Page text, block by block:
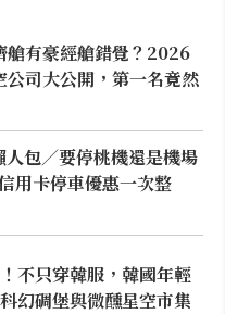
艙有豪經艙錯覺？2026
司大公開，第一名竟然
包／要停桃機還是機場
用卡停車優惠一次整
不只穿韓服，韓國年輕
幻碉堡與微醺星空市集